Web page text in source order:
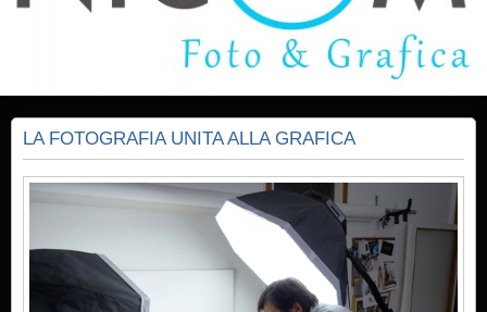
LA FOTOGRAFIA UNITA ALLA GRAFICA